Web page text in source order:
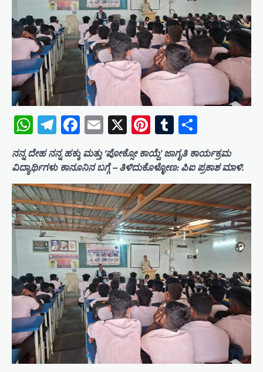
WhatsApp
Telegram
Facebook
Email
X Pinterest
Tumblr
ನನ್ನ ದೇಹ ನನ್ನ ಹಕ್ಕು ಮತ್ತು ‘ಪೋಕ್ಸೋ ಕಾಯ್ದೆ’ ಜಾಗೃತಿ ಕಾರ್ಯಕ್ರಮ
ವಿದ್ಯಾರ್ಥಿಗಳು ಕಾನೂನಿನ ಬಗ್ಗೆ – ತಿಳಿದುಕೊಳ್ಳೋಣ: ಪಿಐ ಪ್ರಕಾಶ ಮಾಳಿ.